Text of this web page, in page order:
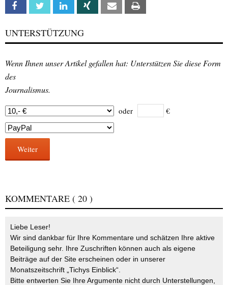
Facebook Twitter Linkedin Xing Email
UNTERSTÜTZUNG
Wenn Ihnen unser Artikel gefallen hat: Unterstützen Sie diese Form
des
Journalismus.
oder €
Weiter
KOMMENTARE ( 20 )
Liebe Leser!
Wir sind dankbar für Ihre Kommentare und schätzen Ihre aktive
Beteiligung sehr. Ihre Zuschriften können auch als eigene
Beiträge auf der Site erscheinen oder in unserer
Monatszeitschrift „Tichys Einblick“.
Bitte entwerten Sie Ihre Argumente nicht durch Unterstellungen,